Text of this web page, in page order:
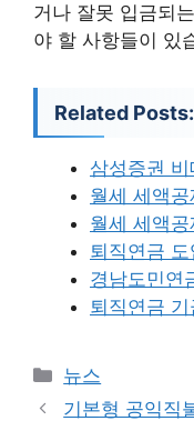
거나 잘못 입금되
야 할 사항들이 있
Related Posts:
삼성증권
월세 세액
월세 세액
퇴직연금
경남도민연
퇴직연금
카
테
뉴스
기본형 공익직